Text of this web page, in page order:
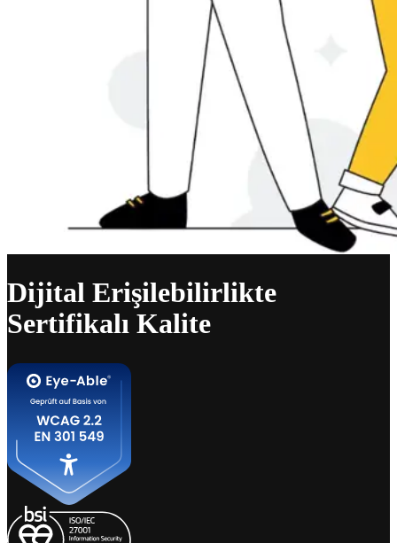
Dijital Erişilebilirlikte
Sertifikalı Kalite